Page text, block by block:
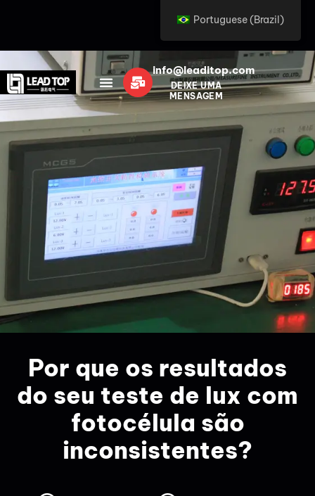
info@leaditop.com
DEIXE UMA
MENSAGEM
Por que os resultados
do seu teste de lux com
fotocélula são
inconsistentes?
Portuguese (Brazil)